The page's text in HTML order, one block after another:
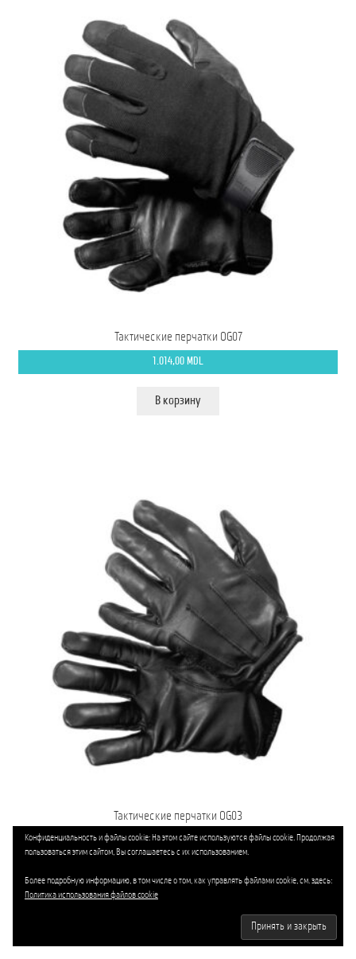
Тактические перчатки OG07
1.014,00 MDL
В корзину
Тактические перчатки OG03
627,00MDL
В корзину
Конфиденциальность и файлы cookie: На этом сайте используются файлы cookie. Продолжая
пользоваться этим сайтом, Вы соглашаетесь с их использованием.
Более подробную информацию, в том числе о том, как управлять файлами cookie, см. здесь:
Политика использования файлов cookie